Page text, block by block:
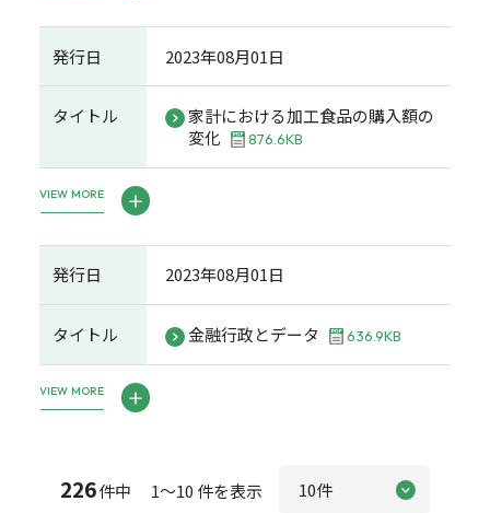
発行日 2023年08月01日
タイトル
家計における加工食品の購入額の
変化
876.6KB
VIEW MORE
発行日 2023年08月01日
タイトル 金融行政とデータ 636.9KB
VIEW MORE
226件中 1～10 件を表示